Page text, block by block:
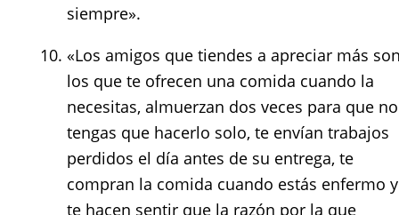
siempre».
«Los amigos que tiendes a apreciar más
los que te ofrecen una comida cuando la
necesitas, almuerzan dos veces para que no
tengas que hacerlo solo, te envían trabajos
perdidos el día antes de su entrega, te
compran la comida cuando estás enfermo y
te hacen sentir que la razón por la que